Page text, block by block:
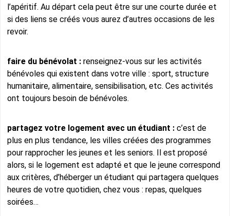
l’apéritif. Au départ cela peut être sur une courte durée et
si des liens se créés vous aurez d’autres occasions de les
revoir.
faire du bénévolat :renseignez-vous sur les activités
bénévoles qui existent dans votre ville : sport, structure
humanitaire, alimentaire, sensibilisation, etc. Ces activités
ont toujours besoin de bénévoles.
partagez votre logement avec un étudiant : c’est de
plus en plus tendance, les villes créées des programmes
pour rapprocher les jeunes et les seniors. Il est proposé
alors, si le logement est adapté et que le jeune correspond
aux critères, d’héberger un étudiant qui partagera quelques
heures de votre quotidien, chez vous : repas, quelques
soirées…